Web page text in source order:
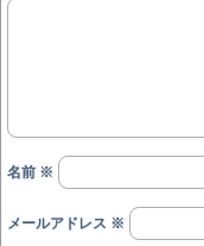
名前 ※
メールアドレス ※